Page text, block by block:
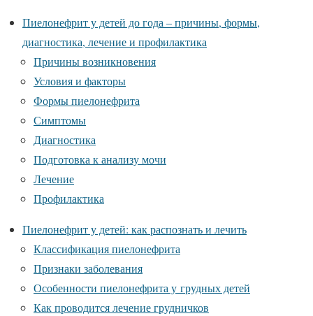
Пиелонефрит у детей до года – причины, формы,
диагностика, лечение и профилактика
Причины возникновения
Условия и факторы
Формы пиелонефрита
Симптомы
Диагностика
Подготовка к анализу мочи
Лечение
Профилактика
Пиелонефрит у детей: как распознать и лечить
Классификация пиелонефрита
Признаки заболевания
Особенности пиелонефрита у грудных детей
Как проводится лечение грудничков